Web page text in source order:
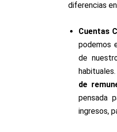
diferencias
Cuentas
podemos
de
de
pensada
ingresos,